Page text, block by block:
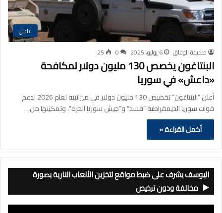
عاجل
صحيفة الوفاق 6 يوليو، 2025 0
25
البنتاغون يخصص 130 مليون دولار لمكافحة
«داعش» في سوريا
أعلن “البنتاغون” تخصيص 130 مليون دولار في ميزانيته لعام 2026 لدعم
قوات سوريا الديمقراطية “قسد” و”جيش سوريا الحرة”، وتمكينها من…
أكمل القراءة »
اليوسف يشرف على ضبط مواقع لتخزين الألعاب النارية بصورة
مخالفة ودون ترخيص